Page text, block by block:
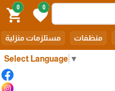
Select Language ▼
0
favorite
0
shopping_cart
منظفات مستلزمات منزلية